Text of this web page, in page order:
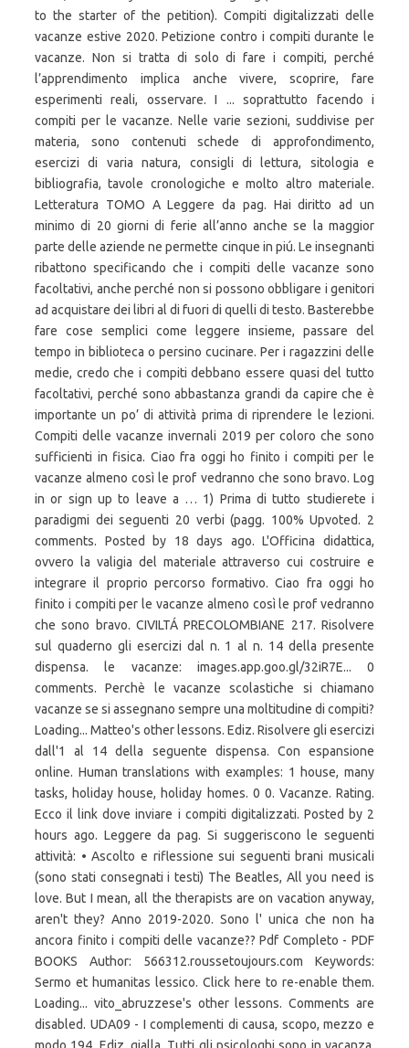
to the starter of the petition). Compiti digitalizzati delle
vacanze estive 2020. Petizione contro i compiti durante le
vacanze. Non si tratta di solo di fare i compiti, perché
l’apprendimento implica anche vivere, scoprire, fare
esperimenti reali, osservare. I ... soprattutto facendo i
compiti per le vacanze. Nelle varie sezioni, suddivise per
materia, sono contenuti schede di approfondimento,
esercizi di varia natura, consigli di lettura, sitologia e
bibliografia, tavole cronologiche e molto altro materiale.
Letteratura TOMO A Leggere da pag. Hai diritto ad un
minimo di 20 giorni di ferie all’anno anche se la maggior
parte delle aziende ne permette cinque in piú. Le insegnanti
ribattono specificando che i compiti delle vacanze sono
facoltativi, anche perché non si possono obbligare i genitori
ad acquistare dei libri al di fuori di quelli di testo. Basterebbe
fare cose semplici come leggere insieme, passare del
tempo in biblioteca o persino cucinare. Per i ragazzini delle
medie, credo che i compiti debbano essere quasi del tutto
facoltativi, perché sono abbastanza grandi da capire che è
importante un po’ di attività prima di riprendere le lezioni.
Compiti delle vacanze invernali 2019 per coloro che sono
sufficienti in fisica. Ciao fra oggi ho finito i compiti per le
vacanze almeno così le prof vedranno che sono bravo. Log
in or sign up to leave a … 1) Prima di tutto studierete i
paradigmi dei seguenti 20 verbi (pagg. 100% Upvoted. 2
comments. Posted by 18 days ago. L'Officina didattica,
ovvero la valigia del materiale attraverso cui costruire e
integrare il proprio percorso formativo. Ciao fra oggi ho
finito i compiti per le vacanze almeno così le prof vedranno
che sono bravo. CIVILTÁ PRECOLOMBIANE 217. Risolvere
sul quaderno gli esercizi dal n. 1 al n. 14 della presente
dispensa. le vacanze: images.app.goo.gl/32iR7E... 0
comments. Perchè le vacanze scolastiche si chiamano
vacanze se si assegnano sempre una moltitudine di compiti?
Loading... Matteo's other lessons. Ediz. Risolvere gli esercizi
dall'1 al 14 della seguente dispensa. Con espansione
online. Human translations with examples: 1 house, many
tasks, holiday house, holiday homes. 0 0. Vacanze. Rating.
Ecco il link dove inviare i compiti digitalizzati. Posted by 2
hours ago. Leggere da pag. Si suggeriscono le seguenti
attività: • Ascolto e riflessione sui seguenti brani musicali
(sono stati consegnati i testi) The Beatles, All you need is
love. But I mean, all the therapists are on vacation anyway,
aren't they? Anno 2019-2020. Sono l' unica che non ha
ancora finito i compiti delle vacanze?? Pdf Completo - PDF
BOOKS Author: 566312.roussetoujours.com Keywords:
Sermo et humanitas lessico. Click here to re-enable them.
Loading... vito_abruzzese's other lessons. Comments are
disabled. UDA09 - I complementi di causa, scopo, mezzo e